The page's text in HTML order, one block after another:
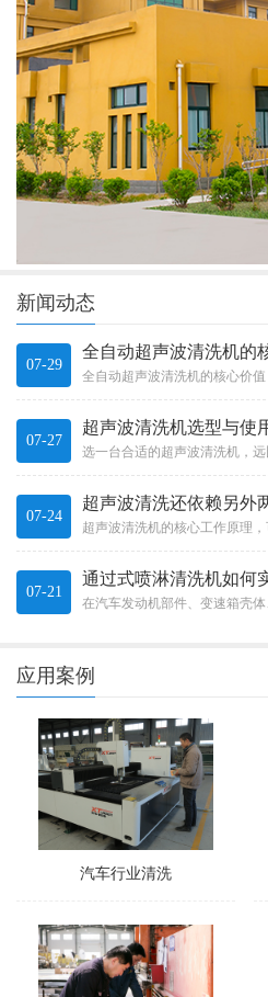
新闻动态
07-29
全自动超声波清洗机的
07-27
超声波清洗机选型与使
07-24
超声波清洗还依赖另外
07-21
通过式喷淋清洗机如何
应用案例
汽车行业清洗